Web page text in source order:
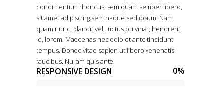
condimentum rhoncus, sem quam semper libero,
sit amet adipiscing sem neque sed ipsum. Nam
quam nunc, blandit vel, luctus pulvinar, hendrerit
id, lorem. Maecenas nec odio et ante tincidunt
tempus. Donec vitae sapien ut libero venenatis
faucibus. Nullam quis ante.
RESPONSIVE DESIGN 0%